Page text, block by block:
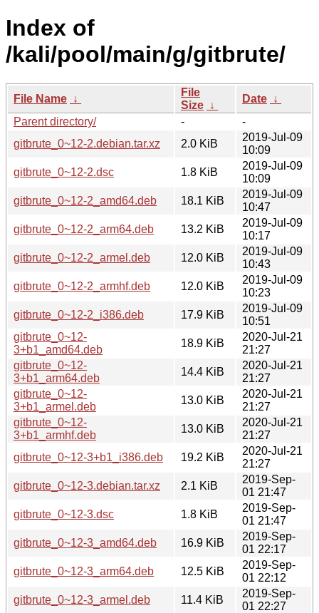
Index of
/kali/pool/main/g/gitbrute/
File Name ↓
File
Size ↓
Date ↓
Parent directory/
-
-
gitbrute_0~12-2.debian.tar.xz
2.0 KiB
2019-Jul-09
10:09
gitbrute_0~12-2.dsc
1.8 KiB
2019-Jul-09
10:09
gitbrute_0~12-2_amd64.deb
18.1 KiB
2019-Jul-09
10:47
gitbrute_0~12-2_arm64.deb
13.2 KiB
2019-Jul-09
10:17
gitbrute_0~12-2_armel.deb
12.0 KiB
2019-Jul-09
10:43
gitbrute_0~12-2_armhf.deb
12.0 KiB
2019-Jul-09
10:23
gitbrute_0~12-2_i386.deb
17.9 KiB
2019-Jul-09
10:51
gitbrute_0~12-
3+b1_amd64.deb
18.9 KiB
2020-Jul-21
21:27
gitbrute_0~12-
3+b1_arm64.deb
14.4 KiB
2020-Jul-21
21:27
gitbrute_0~12-
3+b1_armel.deb
13.0 KiB
2020-Jul-21
21:27
gitbrute_0~12-
3+b1_armhf.deb
13.0 KiB
2020-Jul-21
21:27
gitbrute_0~12-3+b1_i386.deb
19.2 KiB
2020-Jul-21
21:27
gitbrute_0~12-3.debian.tar.xz
2.1 KiB
2019-Sep-
01 21:47
gitbrute_0~12-3.dsc
1.8 KiB
2019-Sep-
01 21:47
gitbrute_0~12-3_amd64.deb
16.9 KiB
2019-Sep-
01 22:17
gitbrute_0~12-3_arm64.deb
12.5 KiB
2019-Sep-
01 22:12
gitbrute_0~12-3_armel.deb
11.4 KiB
2019-Sep-
01 22:27